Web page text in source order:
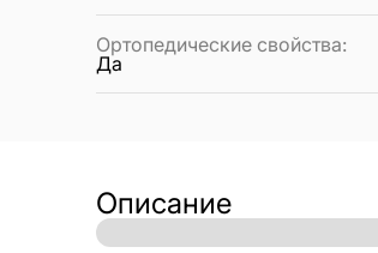
Ортопедические свойства:
Да
Описание